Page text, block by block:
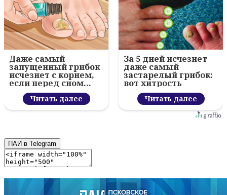
Даже самый
запущенный грибок
исчезнет с корнем,
если перед сном…
Читать далее
За 5 дней исчезнет
даже самый
застарелый грибок:
вот хитрость
Читать далее
ПАИ в Telegram